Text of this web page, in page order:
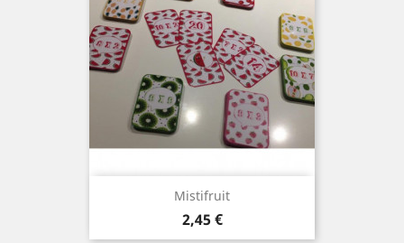
Mistifruit
Prix
2,45 €